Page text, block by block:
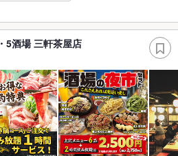
5酒場 三軒茶屋店